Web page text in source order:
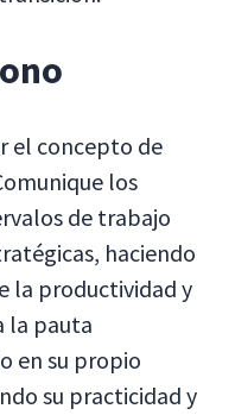
el concepto de
los
de trabajo
haciendo
la productividad y
la pauta
en su propio
su practicidad y